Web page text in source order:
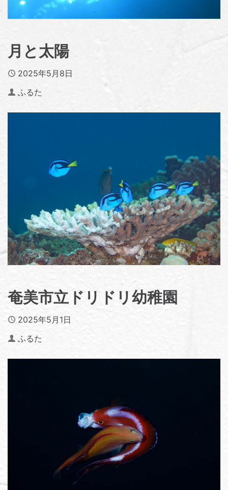
月と太陽
Published
2025年5月8日
Author
ふるた
奄美市立ドリドリ幼稚園
Published
2025年5月1日
Author
ふるた